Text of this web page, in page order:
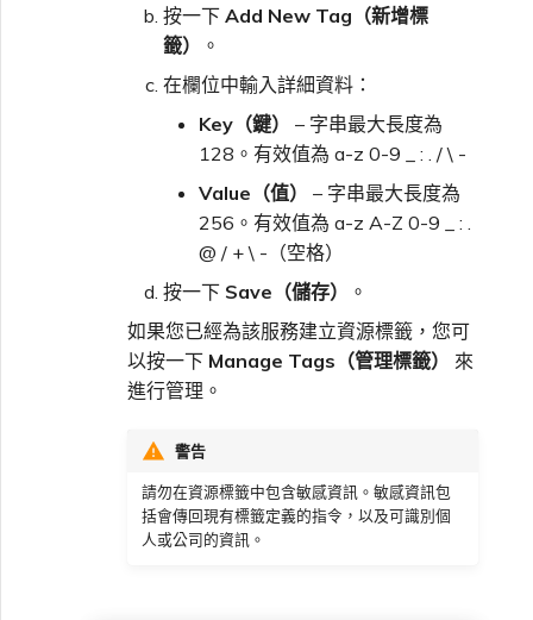
按一下 Add New Tag（新增標
籤）
。
在欄位中輸入詳細資料：
Key（鍵）
– 字串最大長度為
128。有效值為 a-z 0-9 _ : . / \ -
Value（值）
– 字串最大長度為
256。有效值為 a-z A-Z 0-9 _ : .
@ / + \ -（空格）
按一下 Save（儲存）
。
如果您已經為該服務建立資源標籤，您可
以按一下 Manage Tags（管理標籤）
來
進行管理。
警告
請勿在資源標籤中包含敏感資訊。敏感資訊包
括會傳回現有標籤定義的指令，以及可識別個
人或公司的資訊。